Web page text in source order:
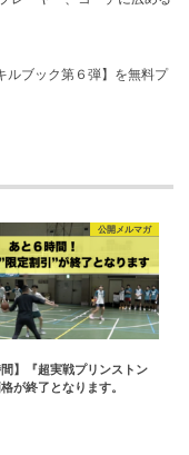
ルブック第６弾】を無料プ
公開メルマガ
間】『超実戦プリンストン
が終了となります。